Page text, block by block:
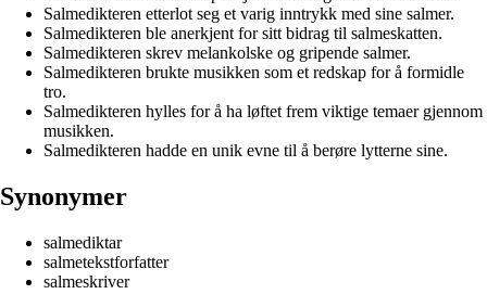
Salmedikteren etterlot seg et varig inntrykk med sine salmer.
Salmedikteren ble anerkjent for sitt bidrag til salmeskatten.
Salmedikteren skrev melankolske og gripende salmer.
Salmedikteren brukte musikken som et redskap for å formidle
tro.
Salmedikteren hylles for å ha løftet frem viktige temaer gjennom
musikken.
Salmedikteren hadde en unik evne til å berøre lytterne sine.
Synonymer
salmediktar
salmetekstforfatter
salmeskriver